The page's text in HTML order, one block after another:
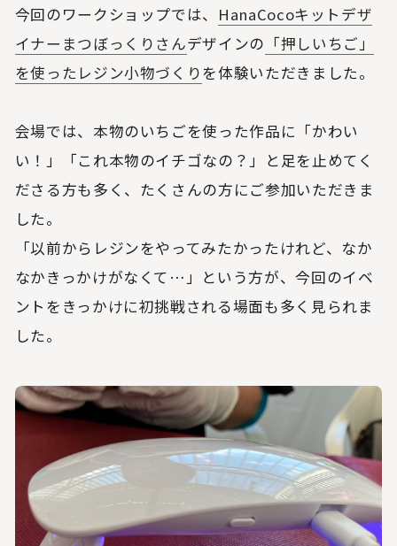
今回のワークショップでは、 HanaCocoキットデザ
イナーまつぼっくりさんデザインの 「押しいちご」
を使ったレジン小物づくりを体験いただきました。
会場では、本物のいちごを使った作品に「かわい
い！」「これ本物のイチゴなの？」と足を止めてく
ださる方も多く、たくさんの方にご参加いただきま
した。
「以前からレジンをやってみたかったけれど、なか
なかきっかけがなくて…」という方が、今回のイベ
ントをきっかけに初挑戦される場面も多く見られま
した。